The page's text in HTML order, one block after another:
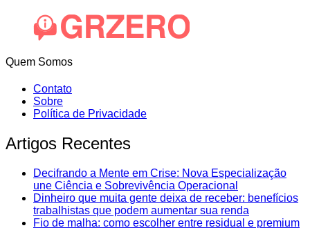
Quem Somos
Contato
Sobre
Política de Privacidade
Artigos Recentes
Decifrando a Mente em Crise: Nova Especialização
une Ciência e Sobrevivência Operacional
Dinheiro que muita gente deixa de receber: benefícios
trabalhistas que podem aumentar sua renda
Fio de malha: como escolher entre residual e premium